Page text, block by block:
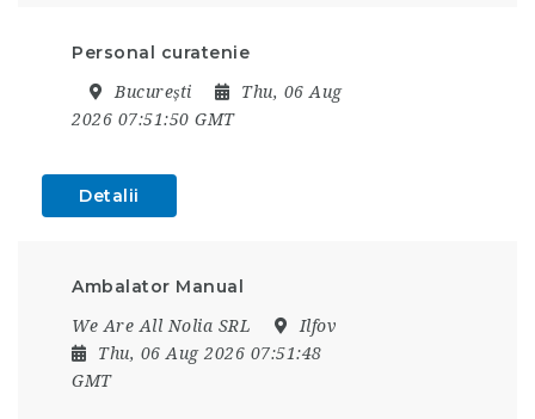
Personal curatenie
București
Thu, 06 Aug
2026 07:51:50 GMT
Detalii
Ambalator Manual
We Are All Nolia SRL
Ilfov
Thu, 06 Aug 2026 07:51:48
GMT